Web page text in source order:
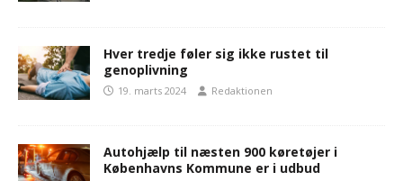
Hver tredje føler sig ikke rustet til
genoplivning
19. marts 2024 Redaktionen
Autohjælp til næsten 900 køretøjer i
Københavns Kommune er i udbud